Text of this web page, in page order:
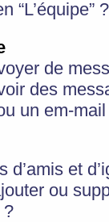
“L’équipe” ?
de
des
un em-
d’amis et
ou
?